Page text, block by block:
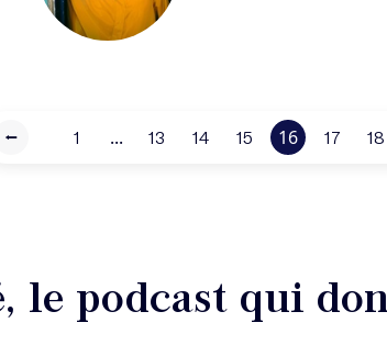
⭠ 1 ... 13 14 15 16 17 18
le podcast qui